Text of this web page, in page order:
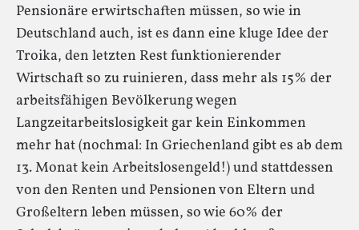
Pensionäre erwirtschaften müssen, so wie in
Deutschland auch, ist es dann eine kluge Idee der
Troika, den letzten Rest funktionierender
Wirtschaft so zu ruinieren, dass mehr als 15% der
arbeitsfähigen Bevölkerung wegen
Langzeitarbeitslosigkeit gar kein Einkommen
mehr hat (nochmal: In Griechenland gibt es ab dem
13. Monat kein Arbeitslosengeld!) und stattdessen
von den Renten und Pensionen von Eltern und
Großeltern leben müssen, so wie 60% der